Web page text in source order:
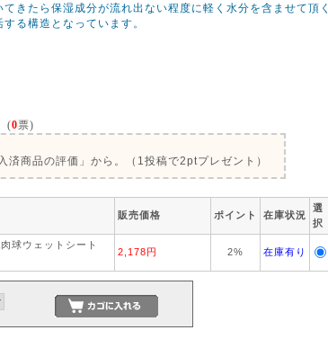
きたら保湿成分が流れ出ない程度に軽く水分を含ませて頂く
る構造となっています。
(0票)
済商品の評価」から。（1投稿で2ptプレゼント）
販売価格 ポイント 在庫状況
選
択
球ウェットシート
2,178円 2% 在庫有り